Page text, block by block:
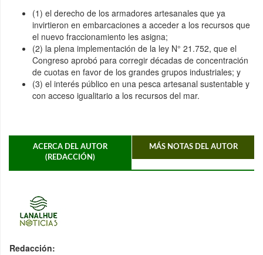
(1) el derecho de los armadores artesanales que ya
invirtieron en embarcaciones a acceder a los recursos que
el nuevo fraccionamiento les asigna;
(2) la plena implementación de la ley N° 21.752, que el
Congreso aprobó para corregir décadas de concentración
de cuotas en favor de los grandes grupos industriales; y
(3) el interés público en una pesca artesanal sustentable y
con acceso igualitario a los recursos del mar.
ACERCA DEL AUTOR
(REDACCIÓN)
MÁS NOTAS DEL AUTOR
Redacción: